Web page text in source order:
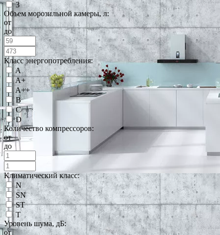
3
Объем морозильной камеры, л:
от
до
Класс энергопотребления:
A
A+
A++
B
C
D
Количество компрессоров:
от
до
Климатический класс:
N
SN
ST
T
Уровень шума, дБ:
от